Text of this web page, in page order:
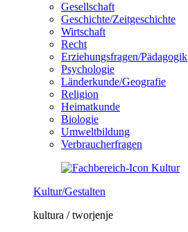
Gesellschaft
Geschichte/Zeitgeschichte
Wirtschaft
Recht
Erziehungsfragen/Pädagogik
Psychologie
Länderkunde/Geografie
Religion
Heimatkunde
Biologie
Umweltbildung
Verbraucherfragen
Kultur/Gestalten
kultura / tworjenje